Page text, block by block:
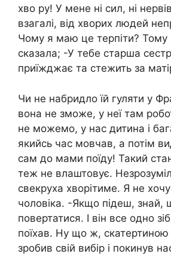
хво ру! У мене ні сил, ні
взагалі, від хворих людей
Чому я маю це терпіти? Тому
сказала; -У тебе старша
приїжджає та стежить за
Чи не набридло їй гуляти у
вона не зможе, у неї там
не можемо, у нас дитина і
якийсь час мовчав, а потім
сам до мами поїду! Такий
теж не влаштовує.
свекруха хворітиме. Я не
чоловіка. -Якщо підеш,
повертатися. І він все одно
поїхав. Ну що ж, скатертиною
зробив свій вибір і покинув